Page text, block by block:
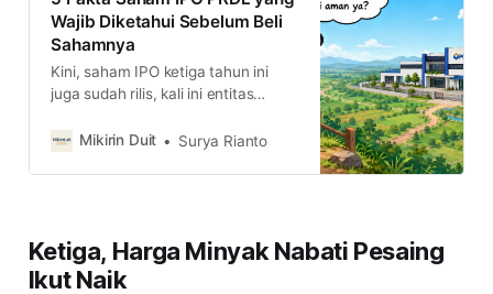
Wajib Diketahui Sebelum Beli
Sahamnya
Kini, saham IPO ketiga tahun ini
juga sudah rilis, kali ini entitas
fakta yang wajib kamu ketahui.
Mikirin Duit Surya Rianto
Ketiga, Harga Minyak Nabati Pesaing
Ikut Naik